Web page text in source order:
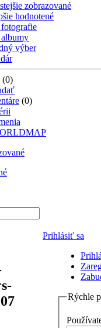
zobrazované
hodnotené
výber
(0)
(0)
Prihlásiť sa
Rýchle